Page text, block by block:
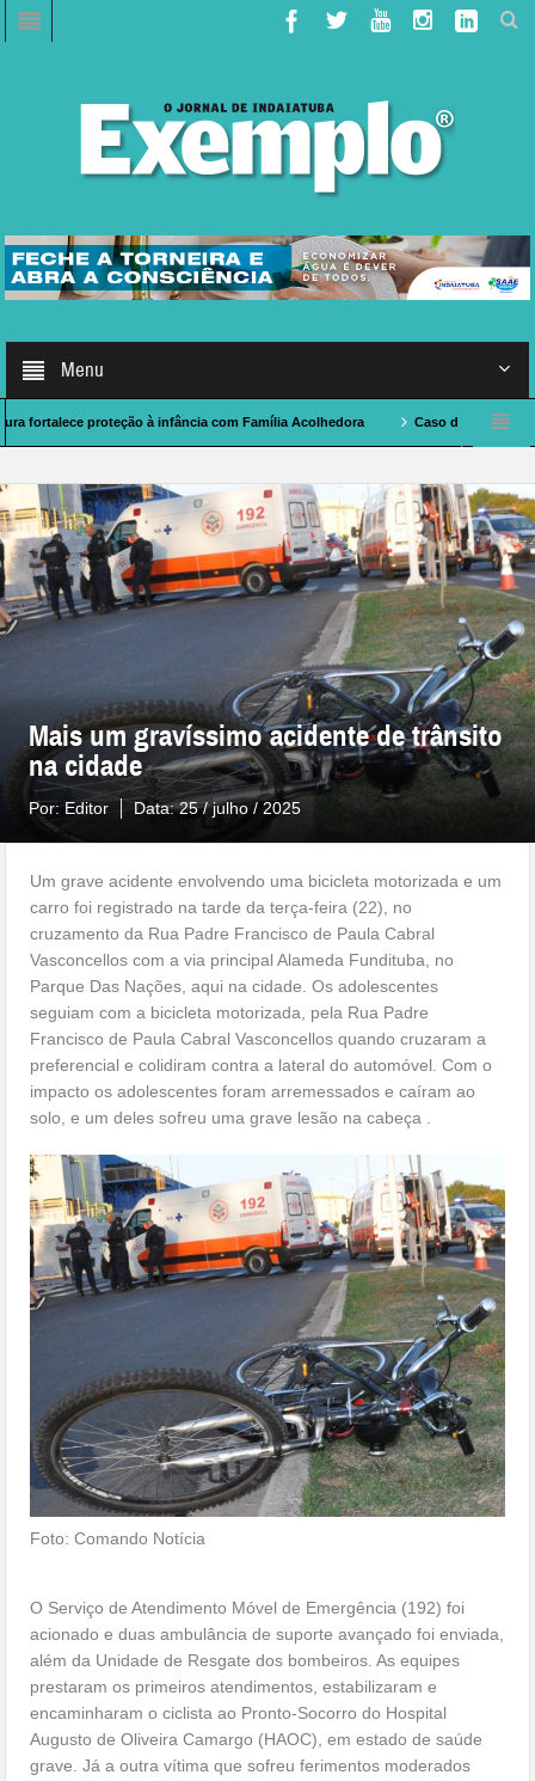
Menu
proteção à infância com Família Acolhedora Caso de Polícia: indaiatubano
Mais um gravíssimo acidente de trânsito
na cidade
Por:Editor Data:25 / julho / 2025
Um grave acidente envolvendo uma bicicleta motorizada e um
carro foi registrado na tarde da terça-feira (22), no
cruzamento da Rua Padre Francisco de Paula Cabral
Vasconcellos com a via principal Alameda Fundituba, no
Parque Das Nações, aqui na cidade. Os adolescentes
seguiam com a bicicleta motorizada, pela Rua Padre
Francisco de Paula Cabral Vasconcellos quando cruzaram a
preferencial e colidiram contra a lateral do automóvel. Com o
impacto os adolescentes foram arremessados e caíram ao
solo, e um deles sofreu uma grave lesão na cabeça .
Foto: Comando Notícia
O Serviço de Atendimento Móvel de Emergência (192) foi
acionado e duas ambulância de suporte avançado foi enviada,
além da Unidade de Resgate dos bombeiros. As equipes
prestaram os primeiros atendimentos, estabilizaram e
encaminharam o ciclista ao Pronto-Socorro do Hospital
Augusto de Oliveira Camargo (HAOC), em estado de saúde
grave. Já a outra vítima que sofreu ferimentos moderados